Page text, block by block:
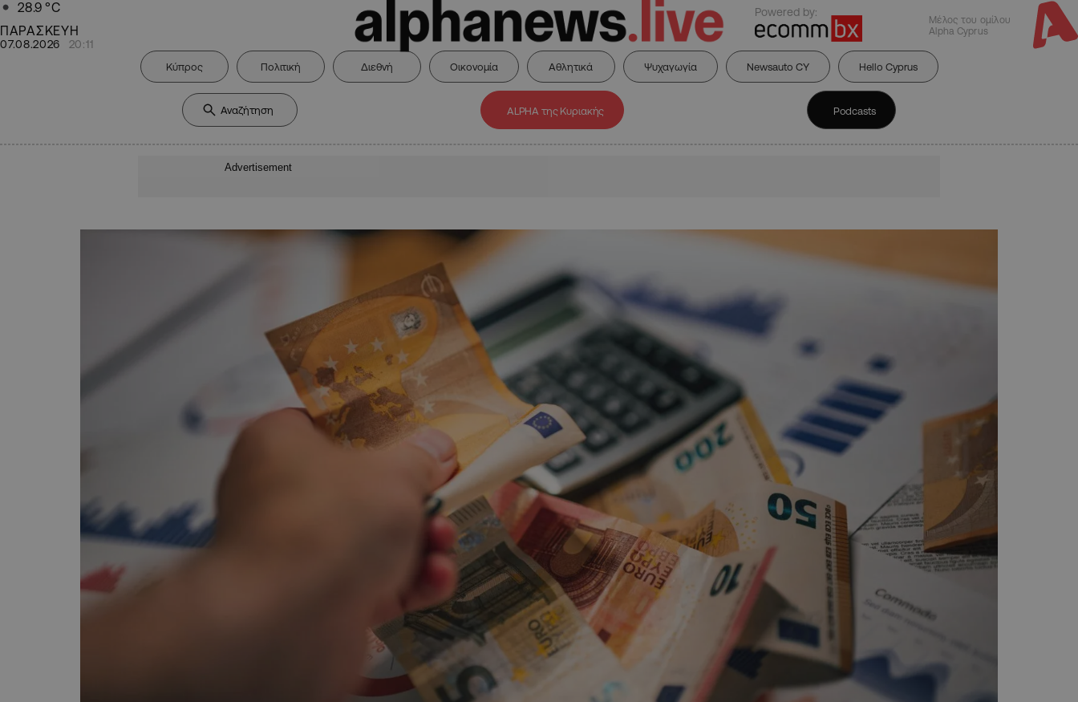
28.9 °C
ΠΑΡΑΣΚΕΥΗ
07.08.2026 20:11
Powered by:
Μέλος του ομίλου
Alpha Cyprus
Κύπρος Πολιτική Διεθνή Οικονομία Αθλητικά Ψυχαγωγία Newsauto CY Hello Cyprus
ALPHA της Κυριακής Podcasts
Advertisement